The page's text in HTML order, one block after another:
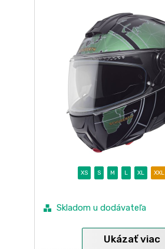
XS S M L XL XXL
Skladom u dodávateľa
Ukázať viac